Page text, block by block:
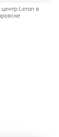
Leran в